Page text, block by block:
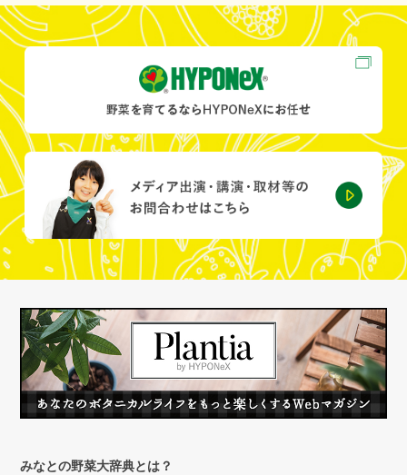
みなとの野菜大辞典とは？